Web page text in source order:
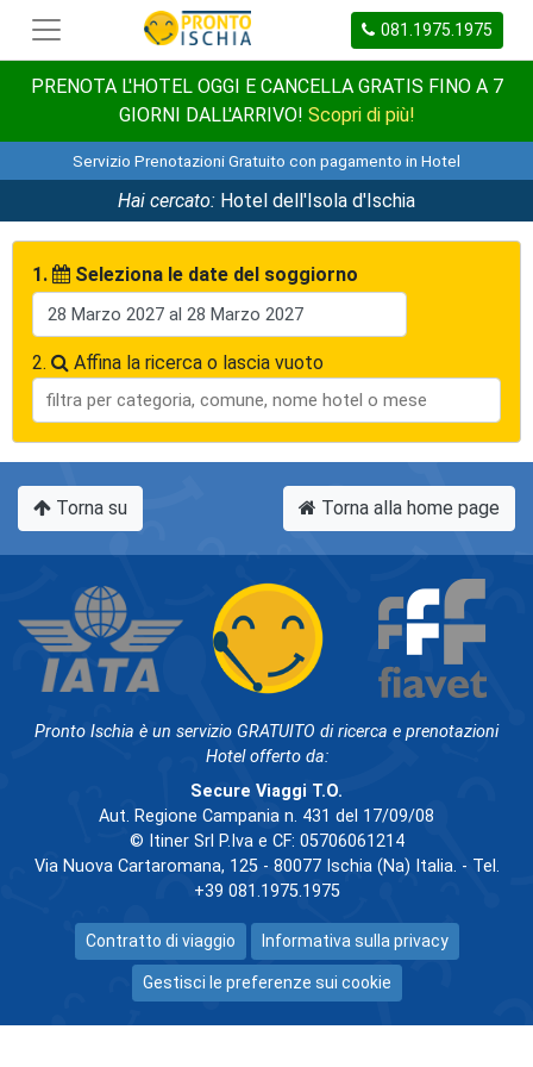
081.1975.1975
PRENOTA L'HOTEL OGGI E CANCELLA GRATIS FINO A 7
GIORNI DALL'ARRIVO! Scopri di più!
Servizio Prenotazioni Gratuito con pagamento in Hotel
Hai cercato: Hotel dell'Isola d'Ischia
1. Seleziona le date del soggiorno
2. Affina la ricerca o lascia vuoto
Torna su Torna alla home page
Pronto Ischia è un servizio GRATUITO di ricerca e prenotazioni
Hotel offerto da:
Secure Viaggi T.O.
Aut. Regione Campania n. 431 del 17/09/08
© Itiner Srl P.Iva e CF: 05706061214
Via Nuova Cartaromana, 125 - 80077 Ischia (Na) Italia. - Tel.
+39 081.1975.1975
Contratto di viaggio Informativa sulla privacy
Gestisci le preferenze sui cookie